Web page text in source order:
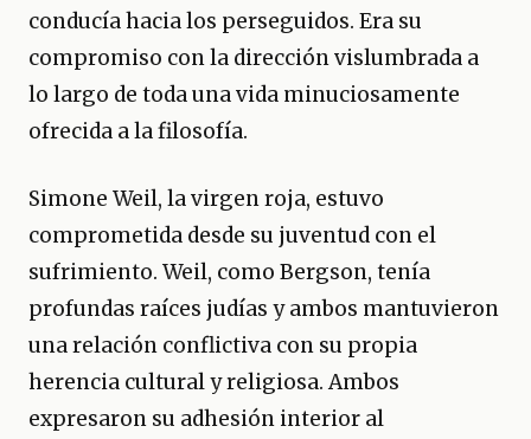
conducía hacia los perseguidos. Era su
compromiso con la dirección vislumbrada a
lo largo de toda una vida minuciosamente
ofrecida a la filosofía.
Simone Weil, la virgen roja, estuvo
comprometida desde su juventud con el
sufrimiento. Weil, como Bergson, tenía
profundas raíces judías y ambos mantuvieron
una relación conflictiva con su propia
herencia cultural y religiosa. Ambos
expresaron su adhesión interior al